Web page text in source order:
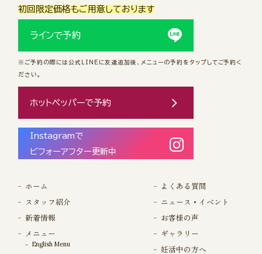
初回限定価格もご用意しております
ラインで予約
※ご予約の際には公式LINEに友達追加後、メニューの予約をタップしてご予約く
ださい。
ホットペッパーで予約
Instagramで
ビフォーアフター更新中
ホーム
スタッフ紹介
新着情報
メニュー
English Menu
よくある質問
ニュース・イベント
お客様の声
ギャラリー
妊活中の方へ